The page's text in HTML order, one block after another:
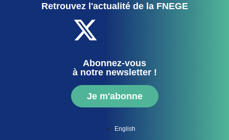
Retrouvez l'actualité de la FNEGE
Abonnez-vous
à notre newsletter !
Je m'abonne
English